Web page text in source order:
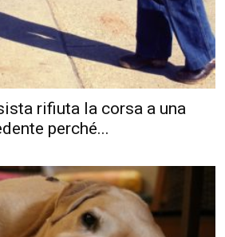
rifiuta la corsa a una
perché...